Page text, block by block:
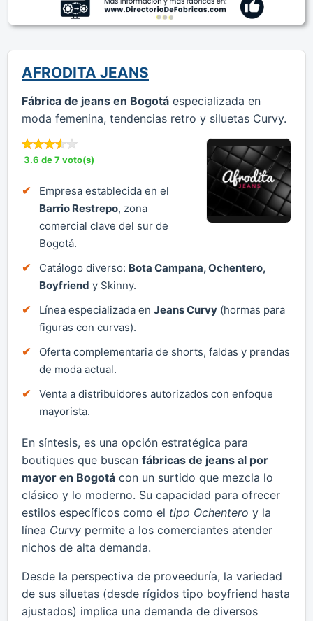
AFRODITA JEANS
Fábrica de jeans en Bogotá especializada en
moda femenina, tendencias retro y siluetas Curvy.
3.6 de 7 voto(s)
Empresa establecida en el
Barrio Restrepo, zona
comercial clave del sur de
Bogotá.
Catálogo diverso: Bota Campana, Ochentero,
Boyfriend y Skinny.
Línea especializada en Jeans Curvy (hormas para
figuras con curvas).
Oferta complementaria de shorts, faldas y prendas
de moda actual.
Venta a distribuidores autorizados con enfoque
mayorista.
En síntesis, es una opción estratégica para
boutiques que buscan fábricas de jeans al por
mayor en Bogotá con un surtido que mezcla lo
clásico y lo moderno. Su capacidad para ofrecer
estilos específicos como el tipo Ochentero y la
línea Curvy permite a los comerciantes atender
nichos de alta demanda.
Desde la perspectiva de proveeduría, la variedad
de sus siluetas (desde rígidos tipo boyfriend hasta
ajustados) implica una demanda de diversos